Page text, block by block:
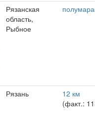
Рязанская
область,
Рыбное
Рязань
12 км
(факт.: